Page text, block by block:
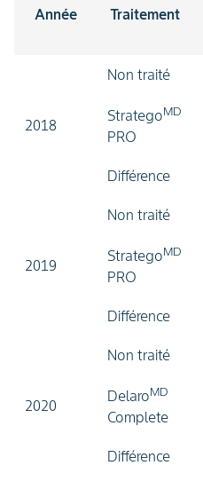
Année Traitement
2018
Non traité
StrategoMD
PRO
Différence
2019
Non traité
StrategoMD
PRO
Différence
2020
Non traité
DelaroMD
Complete
Différence